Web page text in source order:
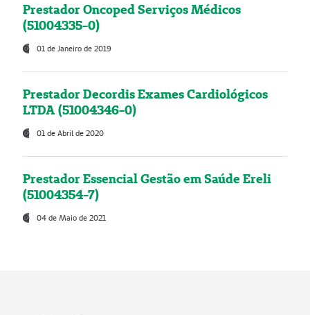
Prestador Oncoped Serviços Médicos
(51004335-0)
01 de Janeiro de 2019
Prestador Decordis Exames Cardiológicos
LTDA (51004346-0)
01 de Abril de 2020
Prestador Essencial Gestão em Saúde Ereli
(51004354-7)
04 de Maio de 2021